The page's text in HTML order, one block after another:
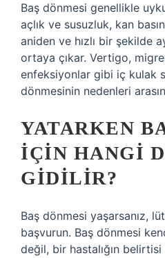
Baş dönmesi genellikle
açlık ve susuzluk, kan
aniden ve hızlı bir şekilde
ortaya çıkar. Vertigo,
enfeksiyonlar gibi iç kulak
dönmesinin nedenleri
YATARKEN
IÇIN HANGI
GIDILIR?
Baş dönmesi yaşarsanız,
başvurun. Baş dönmesi
değil, bir hastalığın